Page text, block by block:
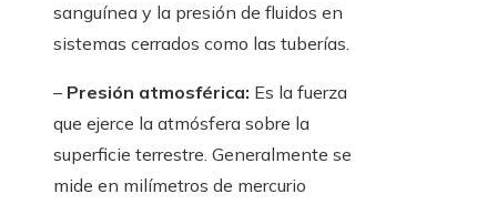
sanguínea y la presión de fluidos en
sistemas cerrados como las tuberías.
– Presión atmosférica: Es la fuerza
que ejerce la atmósfera sobre la
superficie terrestre. Generalmente se
mide en milímetros de mercurio